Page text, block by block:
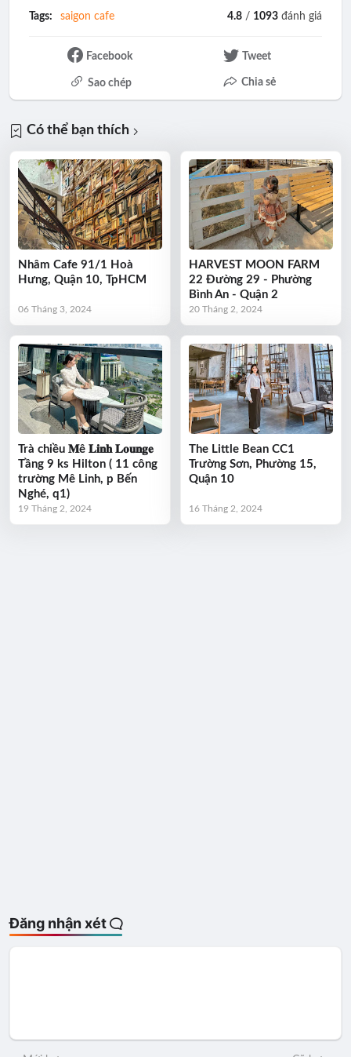
Tags: saigon cafe 4.8 / 1093 đánh giá
Facebook Tweet
Sao chép Chia sẻ
Có thể bạn thích
Nhâm Cafe 91/1 Hoà
Hưng, Quận 10, TpHCM
06 Tháng 3, 2024
HARVEST MOON FARM
22 Ðường 29 - Phường
Bình An - Quận 2
20 Tháng 2, 2024
Trà chiều 𝐌ê 𝐋𝐢𝐧𝐡 𝐋𝐨𝐮𝐧𝐠𝐞
Tầng 9 ks Hilton ( 11 công
trường Mê Linh, p Bến
Nghé, q1)
19 Tháng 2, 2024
The Little Bean CC1
Trường Sơn, Phường 15,
Quận 10
16 Tháng 2, 2024
Đăng nhận xét